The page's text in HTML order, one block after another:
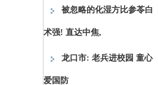
被忽略的化湿方比参苓白
术强! 直达中焦,
龙口市: 老兵进校园 童心
爱国防